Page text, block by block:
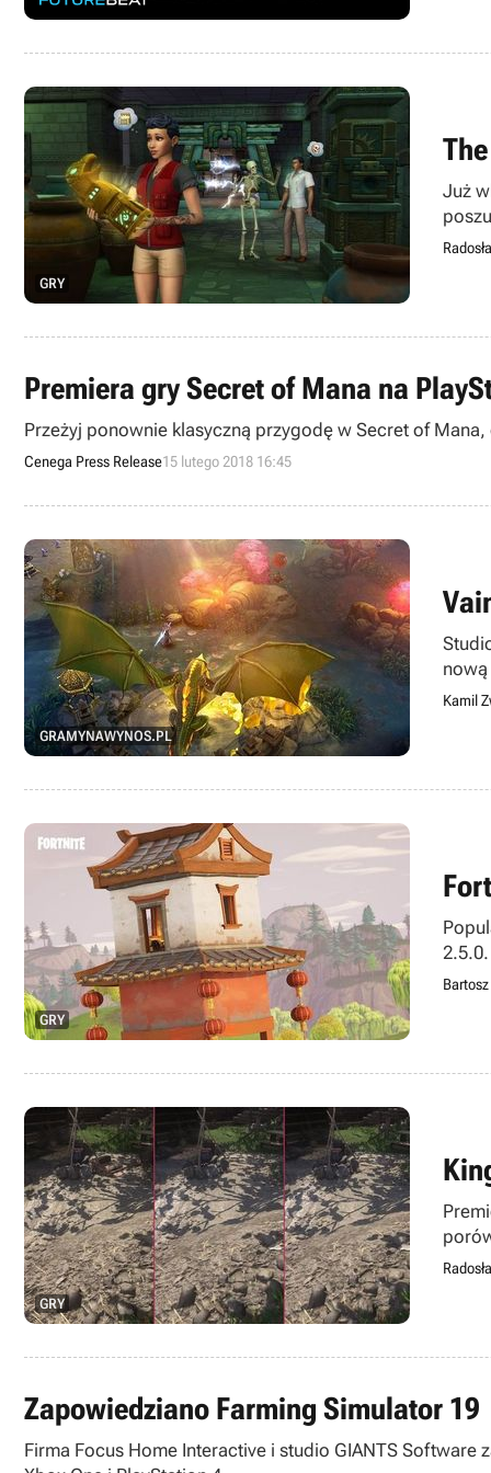
GRY
Już
Premiera gry Secret of Mana na
Przeżyj ponownie klasyczną przygodę w Secret of
Cenega Press Release15 lutego 2018 16:45
GRAMYNAWYNOS.PL
Kamil
GRY
GRY
Zapowiedziano Farming Simulator 19
Firma Focus Home Interactive i studio GIANTS